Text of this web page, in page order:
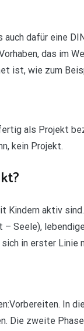
dafür eine
das im
ist, wie zum
als Projekt
kein Projekt.
Kindern aktiv
– Seele),
in erster Linie
In
Die zweite